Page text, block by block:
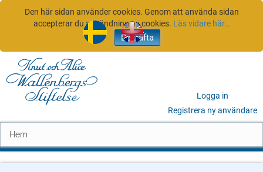
Den här sidan använder cookies. Genom att använda sidan
accepterar du användning av cookies. Läs vidare här…
sv en
Logga in
Registrera ny användare
Hem